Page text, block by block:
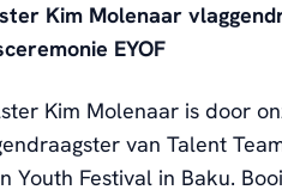
Kim Molenaar
EYOF
Kim Molenaar is door
van Talent
Youth Festival in Baku.